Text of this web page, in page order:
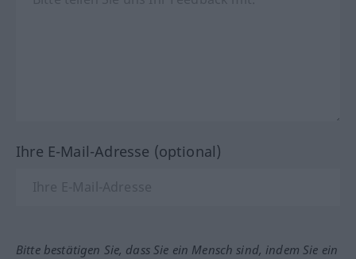
Ihre E-Mail-Adresse (optional)
Bitte bestätigen Sie, dass Sie ein Mensch sind, indem Sie ein